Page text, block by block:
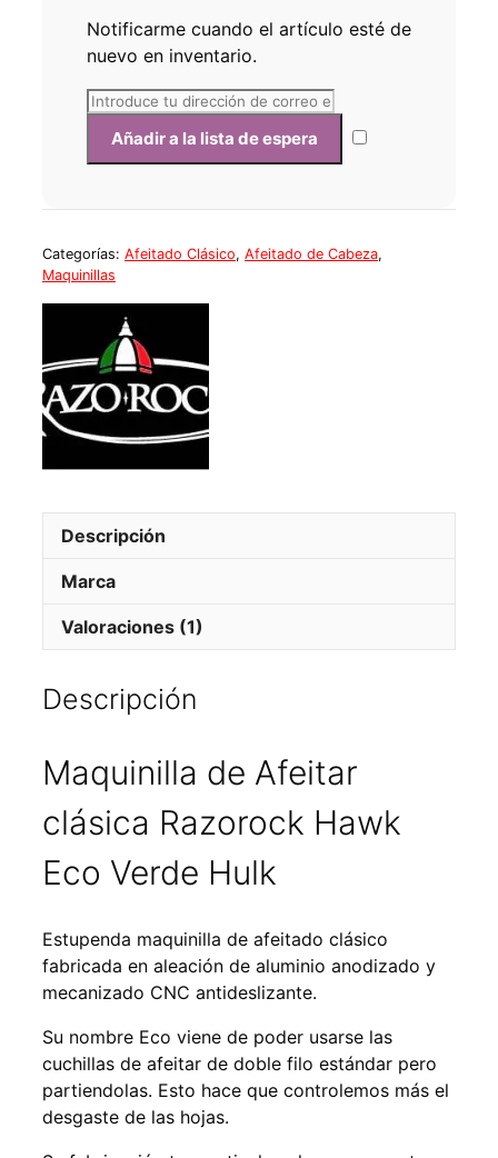
Notificarme cuando el artículo esté de
nuevo en inventario.
Categorías: Afeitado Clásico, Afeitado de Cabeza,
Maquinillas
Descripción
Marca
Valoraciones (1)
Descripción
Maquinilla de Afeitar
clásica Razorock Hawk
Eco Verde Hulk
Estupenda maquinilla de afeitado clásico
fabricada en aleación de aluminio anodizado y
mecanizado CNC antideslizante.
Su nombre Eco viene de poder usarse las
cuchillas de afeitar de doble filo estándar pero
partiendolas. Esto hace que controlemos más el
desgaste de las hojas.